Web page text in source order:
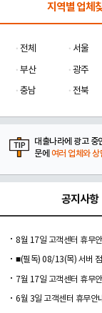
지역별 업체
전체 서울
부산
광주
충남
전북
대출나라에 광고 중
문에 여러 업체와 상
공지사항
8월 17일 고객센터 휴무
■(필독) 08/13(목) 서버
7월 17일 고객센터 휴무
6월 3일 고객센터 휴무안